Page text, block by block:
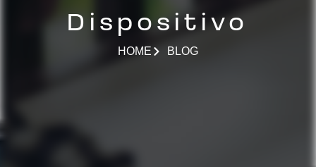
Dispositivo
HOME BLOG